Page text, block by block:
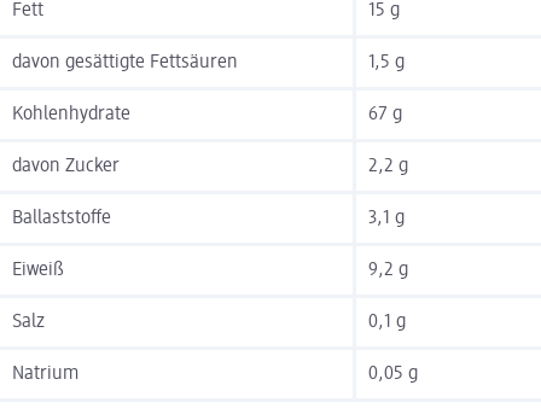
Fett 15 g
davon gesättigte Fettsäuren 1,5 g
Kohlenhydrate 67 g
davon Zucker 2,2 g
Ballaststoffe 3,1 g
Eiweiß 9,2 g
Salz 0,1 g
Natrium 0,05 g